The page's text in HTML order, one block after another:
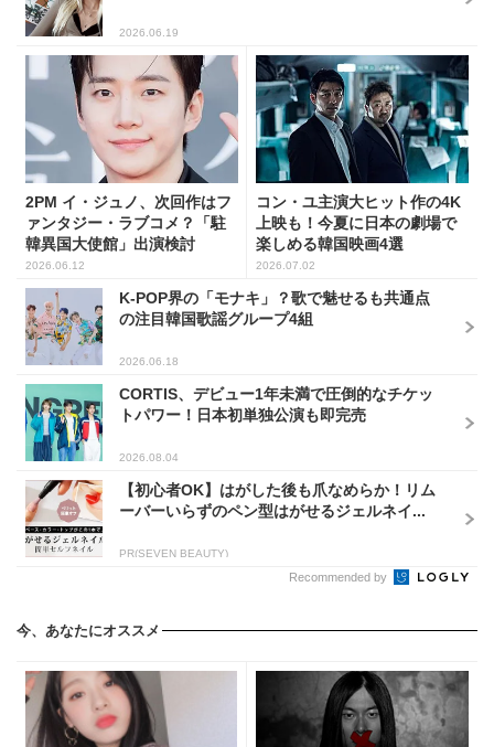
2026.06.19
2PM イ・ジュノ、次回作はフ
ァンタジー・ラブコメ？「駐
韓異国大使館」出演検討
2026.06.12
コン・ユ主演大ヒット作の4K
上映も！今夏に日本の劇場で
楽しめる韓国映画4選
2026.07.02
K-POP界の「モナキ」？歌で魅せるも共通点
の注目韓国歌謡グループ4組
2026.06.18
CORTIS、デビュー1年未満で圧倒的なチケッ
トパワー！日本初単独公演も即完売
2026.08.04
【初心者OK】はがした後も爪なめらか！リム
ーバーいらずのペン型はがせるジェルネイ...
PR(SEVEN BEAUTY)
Recommended by
今、あなたにオススメ